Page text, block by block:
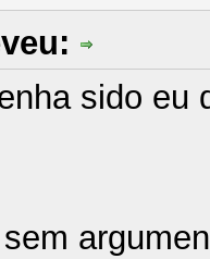
sido eu